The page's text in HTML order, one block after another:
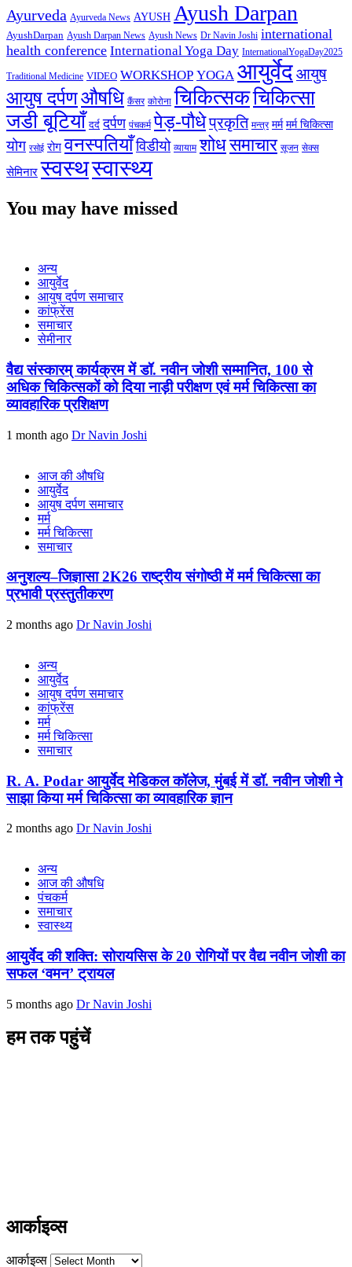
Ayurveda Ayurveda News AYUSH Ayush Darpan
AyushDarpan Ayush Darpan News Ayush News Dr Navin Joshi international
health conference International Yoga Day InternationalYogaDay2025
Traditional Medicine VIDEO WORKSHOP YOGA आयुर्वेदआयुष
आयुष दर्पणऔषधि कैंसर कोरोना चिकित्सकचिकित्सा
जडी बूटियाँ दर्द दर्पण पंचकर्म पेड़-पौधेप्रकृति मन्त्र मर्म मर्म चिकित्सा
योग रसोई रोग वनस्पतियाँविडीयो व्यायाम शोधसमाचार सूजन सेक्स
सेमिनार स्वस्थस्वास्थ्य
You may have missed
अन्य
आयुर्वेद
आयुष दर्पण समाचार
कांफ्रेंस
समाचार
सेमीनार
वैद्य संस्कारम् कार्यक्रम में डॉ. नवीन जोशी सम्मानित, 100 से
अधिक चिकित्सकों को दिया नाड़ी परीक्षण एवं मर्म चिकित्सा का
व्यावहारिक प्रशिक्षण
1 month ago Dr Navin Joshi
आज की औषधि
आयुर्वेद
आयुष दर्पण समाचार
मर्म
मर्म चिकित्सा
समाचार
अनुशल्य–जिज्ञासा 2K26 राष्ट्रीय संगोष्ठी में मर्म चिकित्सा का
प्रभावी प्रस्तुतीकरण
2 months ago Dr Navin Joshi
अन्य
आयुर्वेद
आयुष दर्पण समाचार
कांफ्रेंस
मर्म
मर्म चिकित्सा
समाचार
R. A. Podar आयुर्वेद मेडिकल कॉलेज, मुंबई में डॉ. नवीन जोशी ने
साझा किया मर्म चिकित्सा का व्यावहारिक ज्ञान
2 months ago Dr Navin Joshi
अन्य
आज की औषधि
पंचकर्म
समाचार
स्वास्थ्य
आयुर्वेद की शक्ति: सोरायसिस के 20 रोगियों पर वैद्य नवीन जोशी का
सफल ‘वमन’ ट्रायल
5 months ago Dr Navin Joshi
हम तक पहुंचें
आर्काइव्स
आर्काइव्स